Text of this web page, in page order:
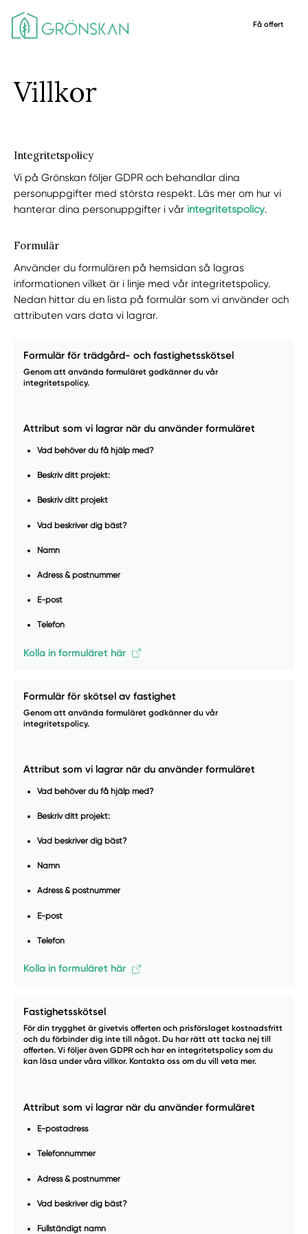
Få offert
Villkor
Integritetspolicy
Vi på Grönskan följer GDPR och behandlar dina
personuppgifter med största respekt. Läs mer om hur vi
hanterar dina personuppgifter i vår integritetspolicy.
Formulär
Använder du formulären på hemsidan så lagras
informationen vilket är i linje med vår integritetspolicy.
Nedan hittar du en lista på formulär som vi använder och
attributen vars data vi lagrar.
Formulär för trädgård- och fastighetsskötsel
Genom att använda formuläret godkänner du vår
integritetspolicy.
Attribut som vi lagrar när du använder formuläret
Vad behöver du få hjälp med?
Beskriv ditt projekt:
Beskriv ditt projekt
Vad beskriver dig bäst?
Namn
Adress & postnummer
E-post
Telefon
Kolla in formuläret här
Formulär för skötsel av fastighet
Genom att använda formuläret godkänner du vår
integritetspolicy.
Attribut som vi lagrar när du använder formuläret
Vad behöver du få hjälp med?
Beskriv ditt projekt:
Vad beskriver dig bäst?
Namn
Adress & postnummer
E-post
Telefon
Kolla in formuläret här
Fastighetsskötsel
För din trygghet är givetvis offerten och prisförslaget kostnadsfritt
och du förbinder dig inte till något. Du har rätt att tacka nej till
offerten. Vi följer även GDPR och har en integritetspolicy som du
kan läsa under våra villkor. Kontakta oss om du vill veta mer.
Attribut som vi lagrar när du använder formuläret
E-postadress
Telefonnummer
Adress & postnummer
Vad beskriver dig bäst?
Fullständigt namn